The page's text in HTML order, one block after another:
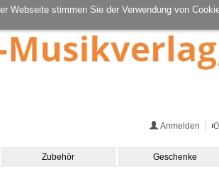
Webseite stimmen Sie der Verwendung von
Anmelden
Zubehör Geschenke